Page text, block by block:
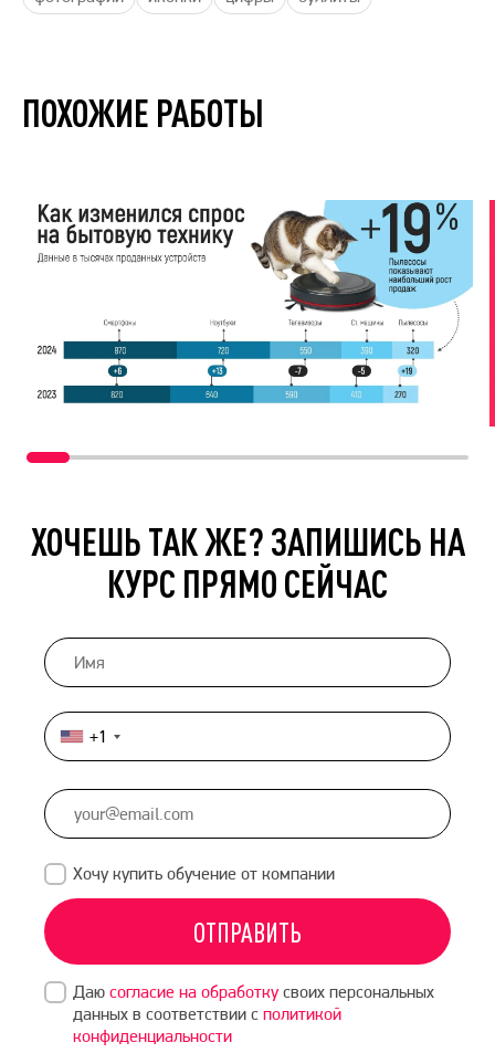
ПОХОЖИЕ РАБОТЫ
ХОЧЕШЬ ТАК ЖЕ? ЗАПИШИСЬ НА
КУРС ПРЯМО СЕЙЧАС
United
States
+1
+1
Хочу купить обучение от компании
ОТПРАВИТЬ
Даю согласие на обработкусвоих персональных
данных в соответствии с политикой
конфиденциальности